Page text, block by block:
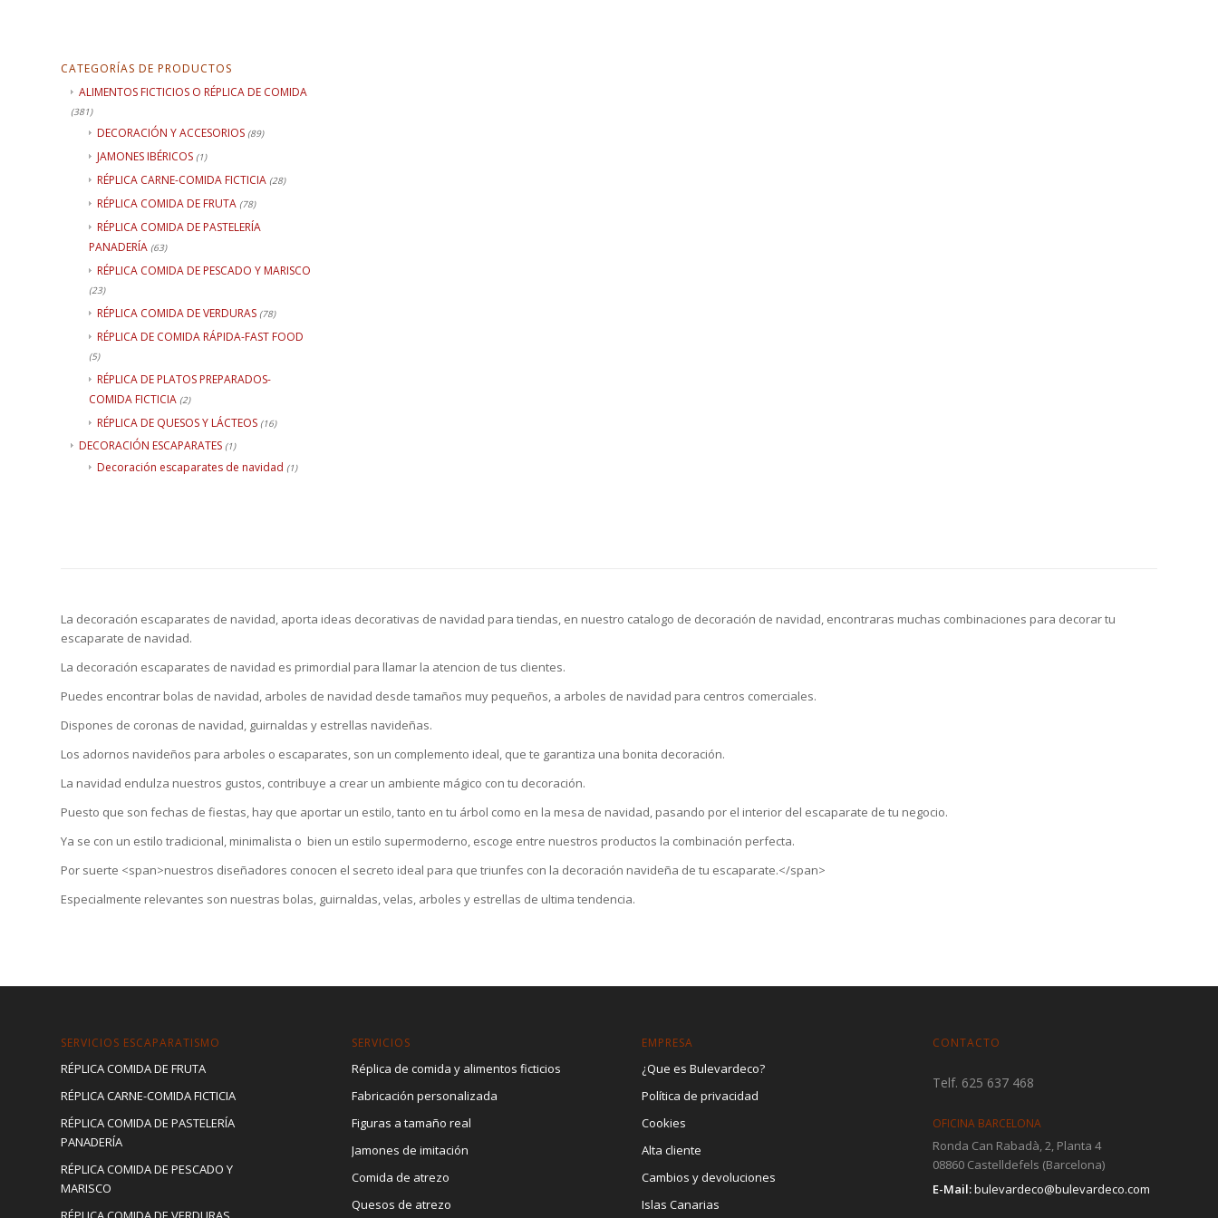
CATEGORÍAS DE PRODUCTOS
ALIMENTOS FICTICIOS O RÉPLICA DE COMIDA
(381)
DECORACIÓN Y ACCESORIOS (89)
JAMONES IBÉRICOS (1)
RÉPLICA CARNE-COMIDA FICTICIA (28)
RÉPLICA COMIDA DE FRUTA (78)
RÉPLICA COMIDA DE PASTELERÍA
PANADERÍA (63)
RÉPLICA COMIDA DE PESCADO Y MARISCO
(23)
RÉPLICA COMIDA DE VERDURAS (78)
RÉPLICA DE COMIDA RÁPIDA-FAST FOOD
(5)
RÉPLICA DE PLATOS PREPARADOS-
COMIDA FICTICIA (2)
RÉPLICA DE QUESOS Y LÁCTEOS (16)
DECORACIÓN ESCAPARATES (1)
Decoración escaparates de navidad (1)
La decoración escaparates de navidad, aporta ideas decorativas de navidad para tiendas, en nuestro catalogo de decoración de navidad, encontraras muchas combinaciones para decorar tu
escaparate de navidad.
La decoración escaparates de navidad es primordial para llamar la atencion de tus clientes.
Puedes encontrar bolas de navidad, arboles de navidad desde tamaños muy pequeños, a arboles de navidad para centros comerciales.
Dispones de coronas de navidad, guirnaldas y estrellas navideñas.
Los adornos navideños para arboles o escaparates, son un complemento ideal, que te garantiza una bonita decoración.
La navidad endulza nuestros gustos, contribuye a crear un ambiente mágico con tu decoración.
Puesto que son fechas de fiestas, hay que aportar un estilo, tanto en tu árbol como en la mesa de navidad, pasando por el interior del escaparate de tu negocio.
Ya se con un estilo tradicional, minimalista o bien un estilo supermoderno, escoge entre nuestros productos la combinación perfecta.
Por suerte <span>nuestros diseñadores conocen el secreto ideal para que triunfes con la decoración navideña de tu escaparate.</span>
Especialmente relevantes son nuestras bolas, guirnaldas, velas, arboles y estrellas de ultima tendencia.
SERVICIOS ESCAPARATISMO
RÉPLICA COMIDA DE FRUTA
RÉPLICA CARNE-COMIDA FICTICIA
RÉPLICA COMIDA DE PASTELERÍA
PANADERÍA
RÉPLICA COMIDA DE PESCADO Y
MARISCO
SERVICIOS
Réplica de comida y alimentos ficticios
Fabricación personalizada
Figuras a tamaño real
Jamones de imitación
Comida de atrezo
Quesos de atrezo
EMPRESA
¿Que es Bulevardeco?
Política de privacidad
Cookies
Alta cliente
Cambios y devoluciones
Islas Canarias
CONTACTO
Telf. 625 637 468
OFICINA BARCELONA
Ronda Can Rabadà, 2, Planta 4
08860 Castelldefels (Barcelona)
E-Mail:bulevardeco@bulevardeco.com